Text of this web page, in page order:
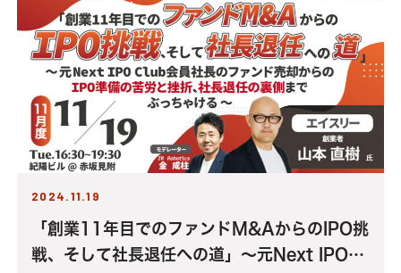
2024.11.19
「創業11年目でのファンドM&AからのIPO挑
戦、そして社長退任への道」～元Next IPO